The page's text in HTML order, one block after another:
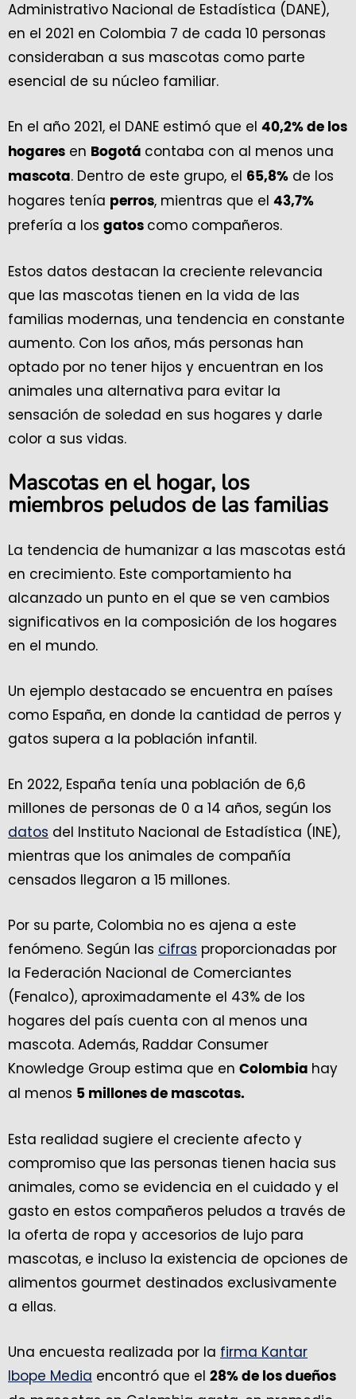
Administrativo Nacional de Estadística (DANE),
en el 2021 en Colombia 7 de cada 10 personas
consideraban a sus mascotas como parte
esencial de su núcleo familiar.
En el año 2021, el DANE estimó que el 40,2% de los
hogares en Bogotá contaba con al menos una
mascota. Dentro de este grupo, el 65,8% de los
hogares tenía perros, mientras que el 43,7%
prefería a los gatos como compañeros.
Estos datos destacan la creciente relevancia
que las mascotas tienen en la vida de las
familias modernas, una tendencia en constante
aumento. Con los años, más personas han
optado por no tener hijos y encuentran en los
animales una alternativa para evitar la
sensación de soledad en sus hogares y darle
color a sus vidas.
Mascotas en el hogar, los
miembros peludos de las familias
La tendencia de humanizar a las mascotas está
en crecimiento. Este comportamiento ha
alcanzado un punto en el que se ven cambios
significativos en la composición de los hogares
en el mundo.
Un ejemplo destacado se encuentra en países
como España, en donde la cantidad de perros y
gatos supera a la población infantil.
En 2022, España tenía una población de 6,6
millones de personas de 0 a 14 años, según los
datos del Instituto Nacional de Estadística (INE),
mientras que los animales de compañía
censados llegaron a 15 millones.
Por su parte, Colombia no es ajena a este
fenómeno. Según las cifras proporcionadas por
la Federación Nacional de Comerciantes
(Fenalco), aproximadamente el 43% de los
hogares del país cuenta con al menos una
mascota. Además, Raddar Consumer
Knowledge Group estima que en Colombia hay
al menos 5 millones de mascotas.
Esta realidad sugiere el creciente afecto y
compromiso que las personas tienen hacia sus
animales, como se evidencia en el cuidado y el
gasto en estos compañeros peludos a través de
la oferta de ropa y accesorios de lujo para
mascotas, e incluso la existencia de opciones de
alimentos gourmet destinados exclusivamente
a ellas.
Una encuesta realizada por la firma Kantar
Ibope Media encontró que el 28% de los dueños